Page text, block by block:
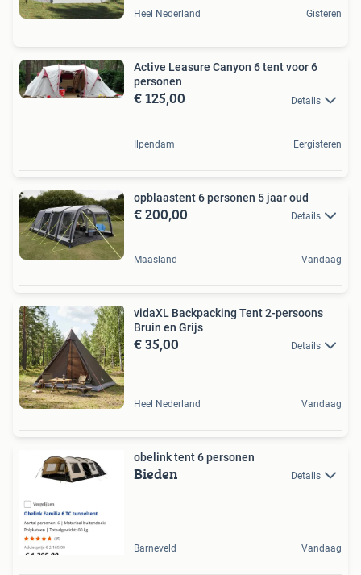
Heel Nederland Gisteren
Active Leasure Canyon 6 tent voor 6
personen
€ 125,00 Details
Ilpendam Eergisteren
opblaastent 6 personen 5 jaar oud
€ 200,00 Details
Maasland Vandaag
vidaXL Backpacking Tent 2-persoons
Bruin en Grijs
€ 35,00 Details
Heel Nederland Vandaag
obelink tent 6 personen
Bieden Details
Barneveld Vandaag